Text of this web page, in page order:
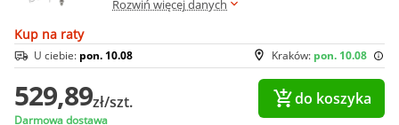
Rozwiń więcej danych
Kup na raty
Kraków: pon. 10.08
U ciebie: pon. 10.08
529,89zł/szt.
Darmowa dostawa
do koszyka